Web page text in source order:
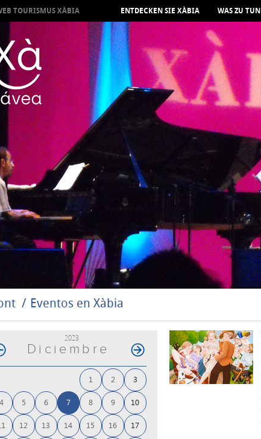
TOURISMUS XÀBIA ENTDECKEN SIE XÀBIA WAS ZU TUN
Eventos en Xàbia
2023
Diciembre
1 2 3
4 5 6 7 8 9 10
12 13 14 15 16 17